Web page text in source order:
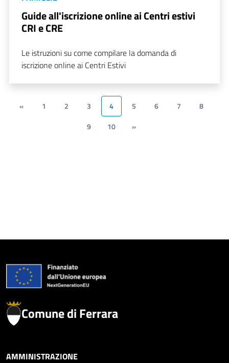
Guide all'iscrizione online ai Centri estivi
CRI e CRE
Le istruzioni su come compilare la domanda di
iscrizione online ai Centri Estivi
« 1 2 3 4 5 6 7
8
9
10 »
Comune di Ferrara
AMMINISTRAZIONE